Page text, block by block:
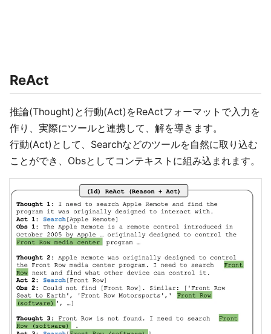
ReAct
推論(Thought)と行動(Act)をReActフォーマットで入力を
作り、実際にツールと連携して、解を導きます。
行動(Act)として、Searchなどのツールを自然に取り込む
ことができ、Obsとしてコンテキストに組み込まれます。